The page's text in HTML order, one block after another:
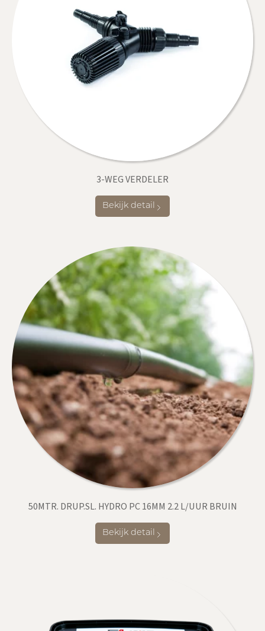
3-WEG VERDELER
Bekijk detail
50MTR. DRUP.SL. HYDRO PC 16MM 2.2 L/UUR BRUIN
Bekijk detail